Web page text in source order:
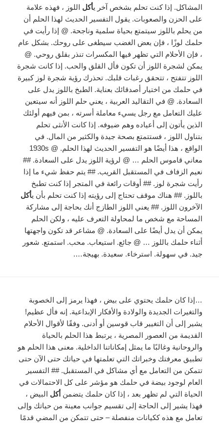
المشاكل. إذا كنت تحلم بشخص آخر يأكل اللوز ، فهذه علامة
على الحزن والصعوبات. يقول التفسير الحديث لهذا الحلم أن
من يحلم باللوز سيتمتع بحياة سلمية وناجحة. @ إذا رأيت في
حلمك لوزًا ، فإن بعض الغضب سيطغى على روحك. بشكل عام
، فإن الأحلام التي تظهر فيها المكسرات تنذر بقلق روحي. @
يمكن لشجرة اللوز أن تكون فأل القلق والحب. إذا كانت شجرة
اللوز تتفتح ، تتحقق رغبات قلبك. تحذرك رؤية شجرة لوز كبيرة
في حلمك من اختيار أصدقائك بعناية. الطبخ باللوز يدل على
السعادة. @ في التقاليد العربية ، يعني حلم اللوز أنه سيتعين
عليك التعامل مع رجل يسيء معاملة أسرته ، بمن فيهم أولئك
الذين يأتون إلى أعياده وهم ضيوفه. إذا كانت الأنثى تحلم
بتناول اللوز ، فستتمتع بصحة جيدة والكثير من المال. في
الواقع ، هذا أيضًا هو التفسير الحديث لهذا الحلم. @ 1930s
معاني قاموس الحلم … @ لرؤية اللوز يدل على السعادة. ##
نعيم الزفاف في المستقبل القريب. ## يتم حفظ شيء ما إذا
رأيت شجرة لوز. ## أوقات رائعة في المتجر إذا كنت تطبخ
باللوز. ## هناك موقف تحتاج إلى رؤيته إذا كنت تحلم بأن يأكل
الآخرون اللوز. ## يعني اللوز الطازج أنك بحاجة إلى مشاركة
المساحة مع شخص ما لمحاولة التعرف عليه ، ولكن الحلم
يمكن أن يدل أيضًا على السعادة. @ مشاعر قد تكون واجهتها
أثناء حلمك باللوز … @ جائع. استيعاب. محب. استمتع. شعور
جيد. في سهولة. استرخاء. سعيدة. بهيجة….
…إذا كان حلمك يحتوي على بيض ، فهذا يرمز إلى الخصوبة
والتغيرات الجديدة والولادة والأفكار الإبداعية. إنه فأل عظيم!
يشير إلى أن التغيير قاب قوسين أو أدنى. وفقًا لأقوال الأحلام
القديمة من العصور المصرية ، يرتبط هذا الحلم بالحياة
والروحانية وغالبًا ما يمثل إمكاناتنا الداخلية. معنى هذا الحلم هو
تطبيق معرفتك وخبراتك التي تعلمتها في حياتك حتى الآن حتى
تتمكن من التعامل مع أي مشاكل في المستقبل. ## التفسير
العام لوجود بيضة في حلمك هو مؤشر على كل الاحتمالات في
الحياة التي لم تظهر بعد ، إذا كان حلمك يتضمن أكل البيض ،
فهذا يشير إلى الحاجة إلى تقسيم جوانب معينة من حياتك وإلى
تعامل مع هذه ككيانات منفصلة – حتى تتمكن من المضي قدمًا